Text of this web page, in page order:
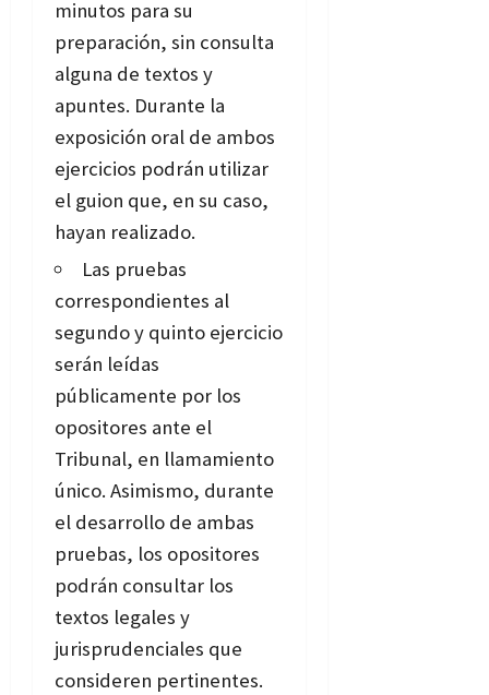
minutos para su
preparación, sin consulta
alguna de textos y
apuntes. Durante la
exposición oral de ambos
ejercicios podrán utilizar
el guion que, en su caso,
hayan realizado.
Las pruebas
correspondientes al
segundo y quinto ejercicio
serán leídas
públicamente por los
opositores ante el
Tribunal, en llamamiento
único. Asimismo, durante
el desarrollo de ambas
pruebas, los opositores
podrán consultar los
textos legales y
jurisprudenciales que
consideren pertinentes.